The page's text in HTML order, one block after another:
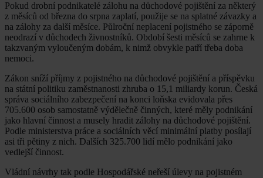
Pokud drobní podnikatelé zálohu na důchodové pojištění za některý
z měsíců od března do srpna zaplatí, použije se na splatné závazky a
na zálohy za další měsíce. Půlroční neplacení pojistného se záporně
neodrazí v důchodech živnostníků. Období šesti měsíců se zahrne k
takzvaným vyloučeným dobám, k nimž obvykle patří třeba doba
nemoci.
Zákon sníží příjmy z pojistného na důchodové pojištění a příspěvku
na státní politiku zaměstnanosti zhruba o 15,1 miliardy korun. Česká
správa sociálního zabezpečení na konci loňska evidovala přes
705.600 osob samostatně výdělečně činných, které měly podnikání
jako hlavní činnost a musely hradit zálohy na důchodové pojištění.
Podle ministerstva práce a sociálních věcí minimální platby posílají
asi tři pětiny z nich. Dalších 325.700 lidí mělo podnikání jako
vedlejší činnost.
Vládní návrhy tak podle Hospodářské neřeší úlevy na pojistném